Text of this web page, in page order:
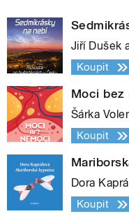
Jiří Dušek
Koupit
Moci bez
Šárka
Koupit
Dora
Koupit